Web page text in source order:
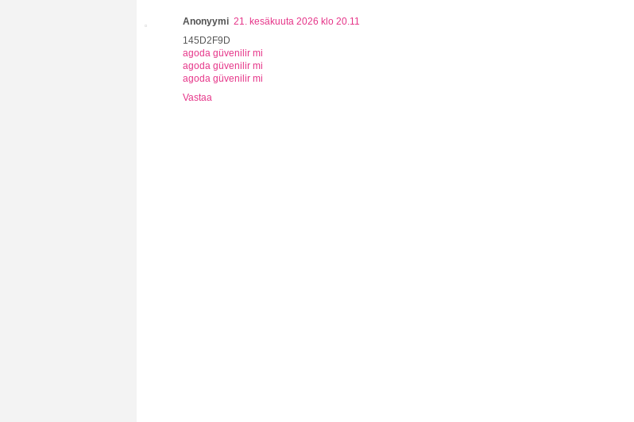
Anonyymi 21. kesäkuuta 2026 klo 20.11
145D2F9D
agoda güvenilir mi
agoda güvenilir mi
agoda güvenilir mi
Vastaa